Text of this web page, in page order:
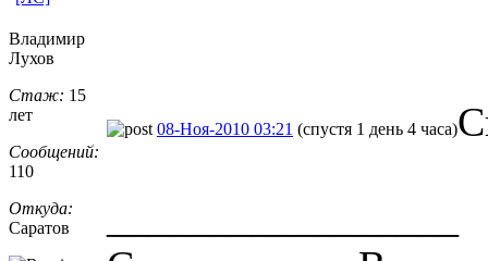
Владимир
Лухов
Стаж: 15
лет
Сообщений:
110
Откуда:
Саратов
08-Ноя-2010 03:21 (спустя 1 день 4 часа)